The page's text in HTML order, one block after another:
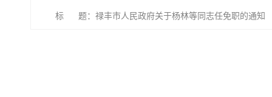
标 题：禄丰市人民政府关于杨林等同志任免职的通知